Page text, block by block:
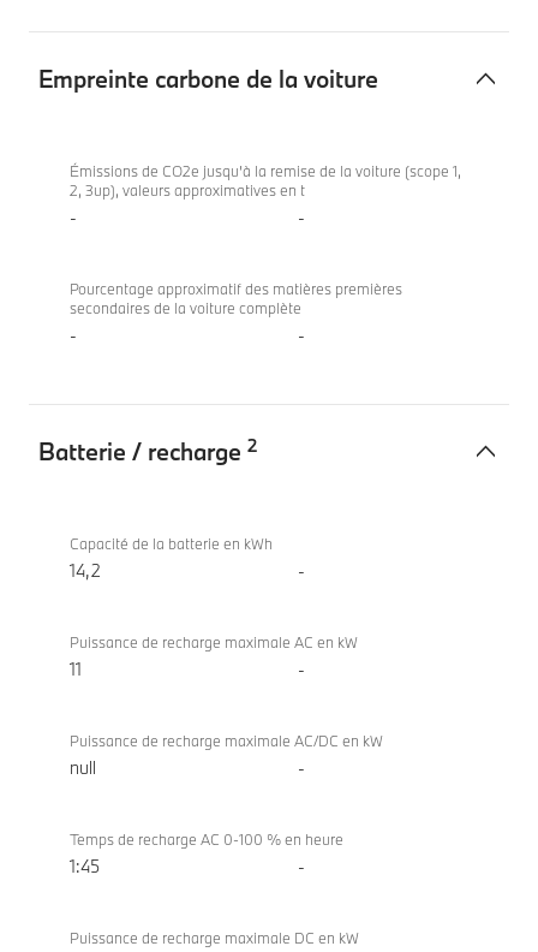
Empreinte carbone de la voiture
carbone
xDrive30e
Émissions de CO2e jusqu’à la remise de la voiture (scope 1,
2, 3up), valeurs approximatives en t
- -
Pourcentage approximatif des matières premières
secondaires de la voiture complète
- -
Batterie / recharge 2
recharge
xDrive30e
Capacité de la batterie en kWh
14,2 -
Puissance de recharge maximale AC en kW
11 -
Puissance de recharge maximale AC/DC en kW
null -
Temps de recharge AC 0-100 % en heure
1:45 -
Puissance de recharge maximale DC en kW